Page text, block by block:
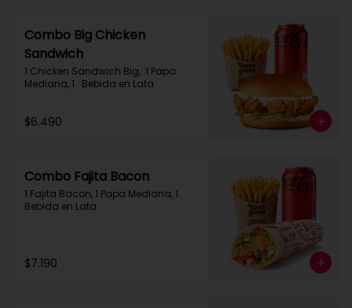
Combo Big Chicken
Sandwich
1 Chicken Sandwich Big,  1 Papa
Mediana, 1   Bebida en Lata
$6.490
Combo Fajita Bacon
1 Fajita Bacon, 1 Papa Mediana, 1
Bebida en Lata
$7.190